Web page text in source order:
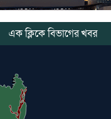
ভোলাগঞ্জ স্থলবন্দরে
হয়রানির অভিযোগ,
সভাপতির
গলিত মরদেহ উদ্ধার
এক ক্লিকে বিভাগের খবর